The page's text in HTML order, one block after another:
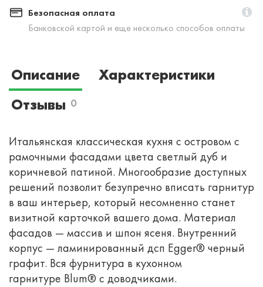
Безопасная оплата
Банковской картой и еще несколько способов оплаты
Описание
Характеристики
Отзывы 0
Итальянская классическая кухня с островом с
рамочными фасадами цвета светлый дуб и
коричневой патиной. Многообразие доступных
решений позволит безупречно вписать гарнитур
в ваш интерьер, который несомненно станет
визитной карточкой вашего дома. Материал
фасадов — массив и шпон ясеня. Внутренний
корпус — ламинированный дсп Egger® черный
графит. Вся фурнитура в кухонном
гарнитуре Blum® с доводчиками.